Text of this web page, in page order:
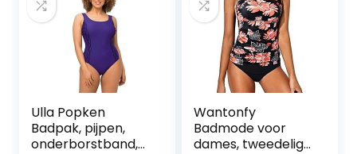
Ulla Popken
Badpak, pijpen,
onderborstband,
Wantonfy
Badmode voor
dames, tweedelige